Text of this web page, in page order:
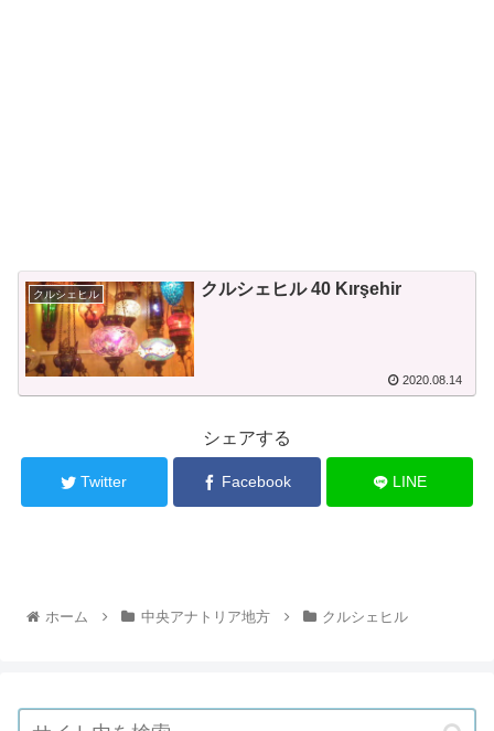
クルシェヒル クルシェヒル 40 Kırşehir
2020.08.14
シェアする
Twitter Facebook LINE
ホーム 中央アナトリア地方 クルシェヒル